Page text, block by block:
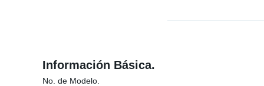
Información Básica.
No. de Modelo.